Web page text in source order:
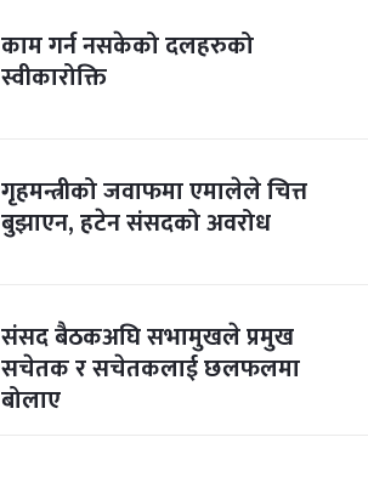
काम गर्न नसकेको दलहरुको
स्वीकारोक्ति
गृहमन्त्रीको जवाफमा एमालेले चित्त
बुझाएन, हटेन संसदको अवरोध
संसद बैठकअघि सभामुखले प्रमुख
सचेतक र सचेतकलाई छलफलमा
बोलाए